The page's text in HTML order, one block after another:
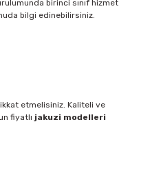
birinci sınıf hizmet
bilgi edinebilirsiniz.
etmelisiniz. Kaliteli ve
fiyatlı jakuzi modelleri